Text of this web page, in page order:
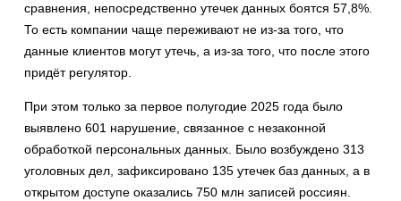
сравнения, непосредственно утечек данных боятся 57,8%.
То есть компании чаще переживают не из-за того, что
данные клиентов могут утечь, а из-за того, что после этого
придёт регулятор.
При этом только за первое полугодие 2025 года было
выявлено 601 нарушение, связанное с незаконной
обработкой персональных данных. Было возбуждено 313
уголовных дел, зафиксировано 135 утечек баз данных, а в
открытом доступе оказались 750 млн записей россиян.